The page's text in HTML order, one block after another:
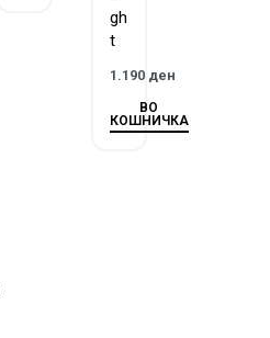
gh
t
1.190 ден
ВО
КОШНИЧКА